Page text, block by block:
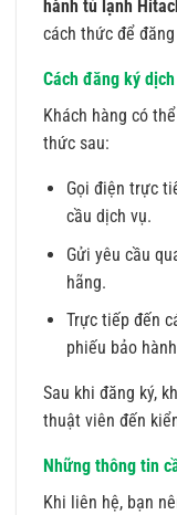
hành tủ lạnh
cách thức để
Cách đăng ký
Khách hàng có
thức sau:
Gọi điện trực
cầu dịch vụ.
Gửi yêu cầu
hãng.
Trực tiếp đến
phiếu bảo
Sau khi đăng ký,
thuật viên đến
Những thông tin
Khi liên hệ, bạn